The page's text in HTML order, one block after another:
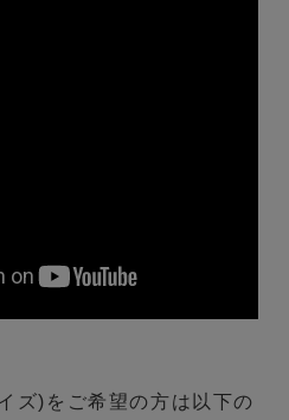
ズ)をご希望の方は以下の